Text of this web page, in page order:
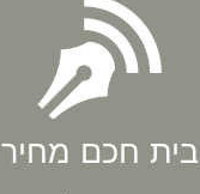
בית חכם מחיר